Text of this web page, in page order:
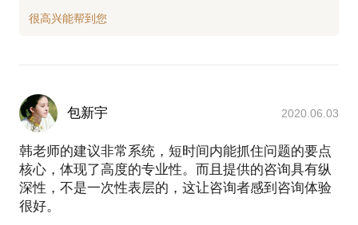
包新宇 2020.06.03
韩老师的建议非常系统，短时间内能抓住问题的要点
核心，体现了高度的专业性。而且提供的咨询具有纵
深性，不是一次性表层的，这让咨询者感到咨询体验
很好。